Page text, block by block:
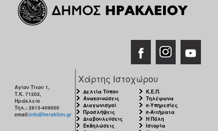
Αγίου Τίτου 1,
Τ.Κ. 71202,
Ηράκλειο
Τηλ.: 2813-409000
email:info@heraklion.gr
Χάρτης Ιστοχώρου
Δελτία Τύπου
Ανακοινώσεις
Διαγωνισμοί
Προσλήψεις
Διαβουλεύσεις
Εκδηλώσεις
Κ.Ε.Π.
Τηλέφωνα
e-Υπηρεσίες
e-Αιτήματα
Η Πόλη
Ιστορία